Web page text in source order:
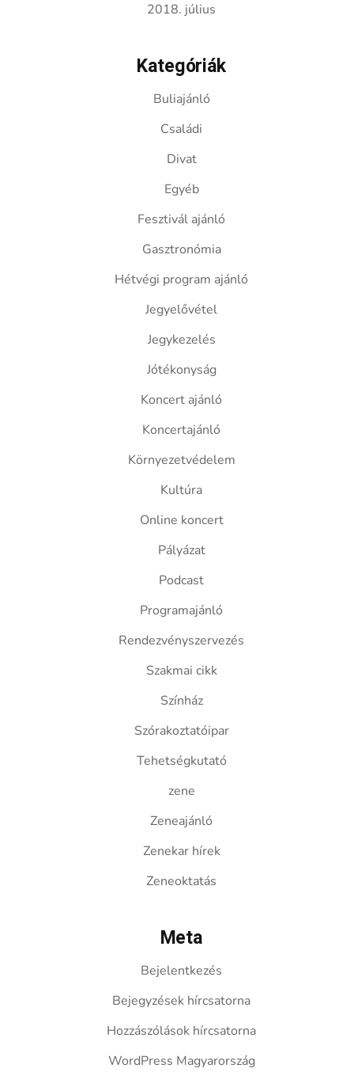
2018. július
Kategóriák
Buliajánló
Családi
Divat
Egyéb
Fesztivál ajánló
Gasztronómia
Hétvégi program ajánló
Jegyelővétel
Jegykezelés
Jótékonyság
Koncert ajánló
Koncertajánló
Környezetvédelem
Kultúra
Online koncert
Pályázat
Podcast
Programajánló
Rendezvényszervezés
Szakmai cikk
Színház
Szórakoztatóipar
Tehetségkutató
zene
Zeneajánló
Zenekar hírek
Zeneoktatás
Meta
Bejelentkezés
Bejegyzések hírcsatorna
Hozzászólások hírcsatorna
WordPress Magyarország